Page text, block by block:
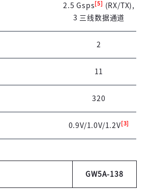
2.5 Gsps [5]
(RX/TX),
3 三线数据通道
2
11
320
0.9V/1.0V/1.2V [3]
GW5A-138